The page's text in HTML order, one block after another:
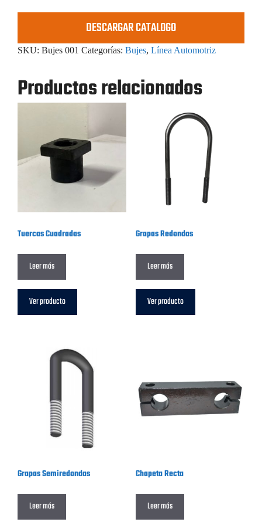
DESCARGAR CATALOGO
SKU: Bujes 001 Categorías: Bujes, Línea Automotriz
Productos relacionados
Tuercas Cuadradas
Leer más
Ver producto
Grapas Redondas
Leer más
Ver producto
Grapas Semiredondas
Leer más
Chapeta Recta
Leer más